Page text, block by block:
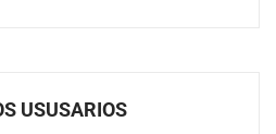
para accionamientos
USUSARIOS